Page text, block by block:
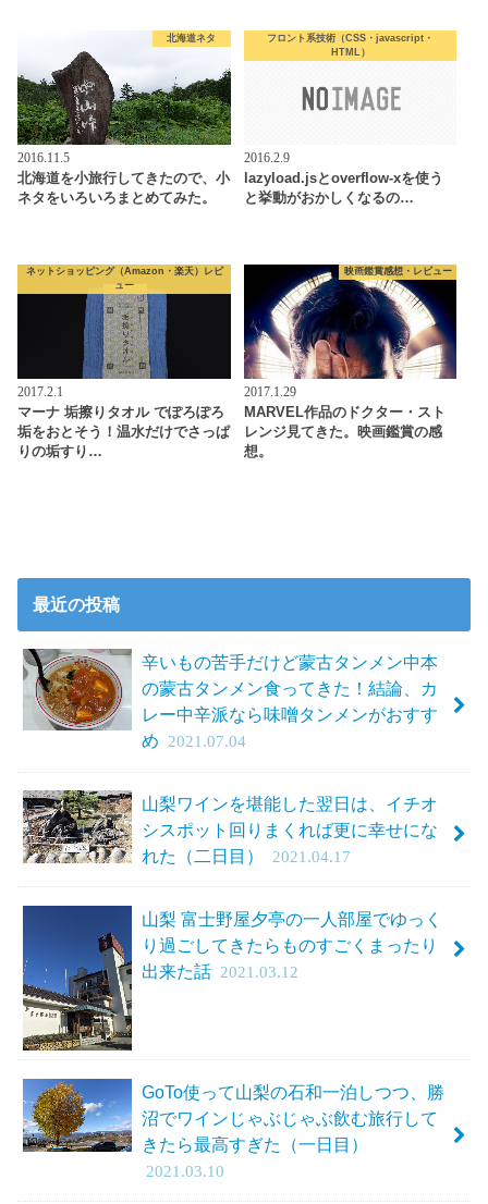
北海道ネタ
2016.11.5
北海道を小旅行してきたので、小
ネタをいろいろまとめてみた。
フロント系技術（CSS・javascript・
HTML）
2016.2.9
lazyload.jsとoverflow-xを使う
と挙動がおかしくなるの…
ネットショッピング（Amazon・楽天）レビ
ュー
2017.2.1
マーナ 垢擦りタオル でぽろぽろ
垢をおとそう！温水だけでさっぱ
りの垢すり…
映画鑑賞感想・レビュー
2017.1.29
MARVEL作品のドクター・スト
レンジ見てきた。映画鑑賞の感
想。
最近の投稿
辛いもの苦手だけど蒙古タンメン中本
の蒙古タンメン食ってきた！結論、カ
レー中辛派なら味噌タンメンがおすす
め
2021.07.04
山梨ワインを堪能した翌日は、イチオ
シスポット回りまくれば更に幸せにな
れた（二日目）
2021.04.17
山梨 富士野屋夕亭の一人部屋でゆっく
り過ごしてきたらものすごくまったり
出来た話 2021.03.12
GoTo使って山梨の石和一泊しつつ、勝
沼でワインじゃぶじゃぶ飲む旅行して
きたら最高すぎた（一日目）
2021.03.10